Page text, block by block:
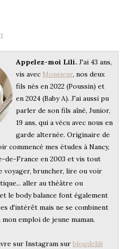
Appelez-moi Lili. J'ai 43 ans,
vis avec Monsieur, nos deux
fils nés en 2022 (Poussin) et
en 2024 (Baby A). J'ai aussi pu
parler de son fils aîné, Junior,
19 ans, qui a vécu avec nous en
garde alternée. Originaire de
commencé mes études à Nancy,
de-France en 2003 et vis tout
voyager, bruncher, lire ou voir
aller au théâtre ou
le body balance font également
d'intérêt mais ne se combinent
emploi de jeune maman.
sur Instagram sur blogdelili